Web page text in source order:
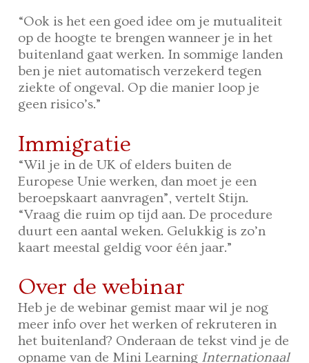
“Ook is het een goed idee om je mutualiteit
op de hoogte te brengen wanneer je in het
buitenland gaat werken. In sommige landen
ben je niet automatisch verzekerd tegen
ziekte of ongeval. Op die manier loop je
geen risico’s.”
Immigratie
“Wil je in de UK of elders buiten de
Europese Unie werken, dan moet je een
beroepskaart aanvragen”, vertelt Stijn.
“Vraag die ruim op tijd aan. De procedure
duurt een aantal weken. Gelukkig is zo’n
kaart meestal geldig voor één jaar.”
Over de webinar
Heb je de webinar gemist maar wil je nog
meer info over het werken of rekruteren in
het buitenland? Onderaan de tekst vind je de
opname van de Mini Learning Internationaal